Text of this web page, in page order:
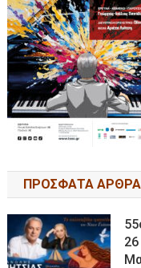
ΠΡΟΣΦΑΤΑ ΑΡΘΡΑ